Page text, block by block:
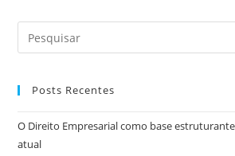
Posts Recentes
O Direito Empresarial como base
atual